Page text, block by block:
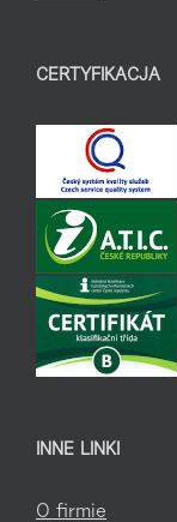
CERTYFIKACJA
INNE LINKI
O firmie